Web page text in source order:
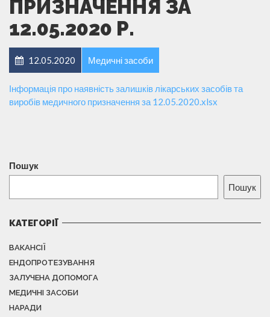
ПРИЗНАЧЕННЯ ЗА
12.05.2020 Р.
12.05.2020 Медичні засоби
Інформація про наявність залишків лікарських засобів та
виробів медичного призначення за 12.05.2020.xlsx
Пошук
Пошук
КАТЕГОРІЇ
ВАКАНСІЇ
ЕНДОПРОТЕЗУВАННЯ
ЗАЛУЧЕНА ДОПОМОГА
МЕДИЧНІ ЗАСОБИ
НАРАДИ